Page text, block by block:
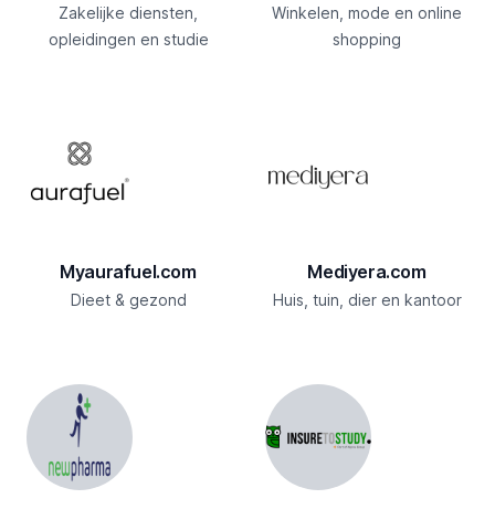
Zakelijke diensten,
opleidingen en studie
Winkelen, mode en online
shopping
Myaurafuel.com
Dieet & gezond
Mediyera.com
Huis, tuin, dier en kantoor